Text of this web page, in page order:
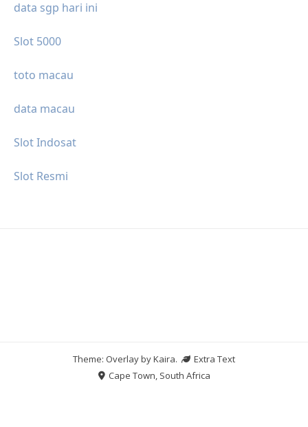
data sgp hari ini
Slot 5000
toto macau
data macau
Slot Indosat
Slot Resmi
Theme: Overlay byKaira.
Extra Text
Cape Town, South Africa